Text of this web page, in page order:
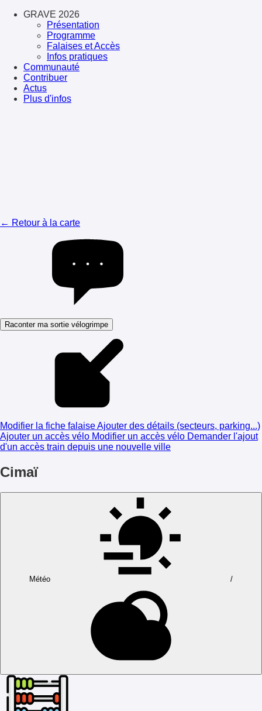
GRAVE 2026
Présentation
Programme
Falaises et Accès
Infos pratiques
Communauté
Contribuer
Actus
Plus d'infos
← Retour à la carte
Raconter ma sortie vélogrimpe
Modifier la fiche falaiseAjouter des détails (secteurs, parking...)
Ajouter un accès vélo Modifier un accès vélo Demander l'ajout
d'un accès train depuis une nouvelle ville
Cimaï
Météo /